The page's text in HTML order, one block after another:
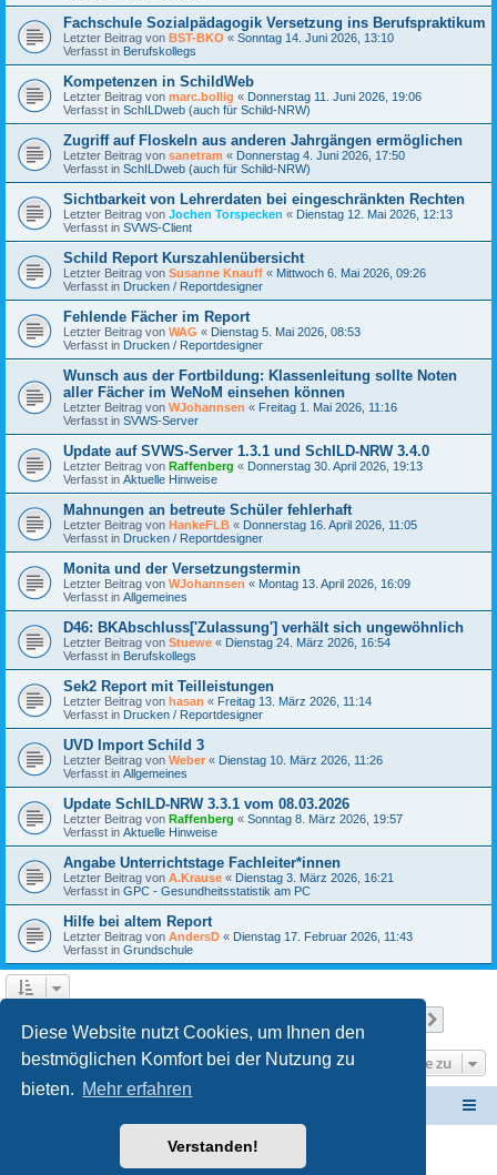
Diese Website nutzt Cookies, um Ihnen den
bestmöglichen Komfort bei der Nutzung zu
bieten. Mehr erfahren
Verstanden!
Fachschule Sozialpädagogik Versetzung ins Berufspraktikum
Letzter Beitrag von BST-BKO « Sonntag 14. Juni 2026, 13:10
Verfasst in Berufskollegs
Kompetenzen in SchildWeb
Letzter Beitrag von marc.bollig « Donnerstag 11. Juni 2026, 19:06
Verfasst in SchILDweb (auch für Schild-NRW)
Zugriff auf Floskeln aus anderen Jahrgängen ermöglichen
Letzter Beitrag von sanetram « Donnerstag 4. Juni 2026, 17:50
Verfasst in SchILDweb (auch für Schild-NRW)
Sichtbarkeit von Lehrerdaten bei eingeschränkten Rechten
Letzter Beitrag von Jochen Torspecken « Dienstag 12. Mai 2026, 12:13
Verfasst in SVWS-Client
Schild Report Kurszahlenübersicht
Letzter Beitrag von Susanne Knauff « Mittwoch 6. Mai 2026, 09:26
Verfasst in Drucken / Reportdesigner
Fehlende Fächer im Report
Letzter Beitrag von WAG « Dienstag 5. Mai 2026, 08:53
Verfasst in Drucken / Reportdesigner
Wunsch aus der Fortbildung: Klassenleitung sollte Noten
aller Fächer im WeNoM einsehen können
Letzter Beitrag von WJohannsen « Freitag 1. Mai 2026, 11:16
Verfasst in SVWS-Server
Update auf SVWS-Server 1.3.1 und SchILD-NRW 3.4.0
Letzter Beitrag von Raffenberg « Donnerstag 30. April 2026, 19:13
Verfasst in Aktuelle Hinweise
Mahnungen an betreute Schüler fehlerhaft
Letzter Beitrag von HankeFLB « Donnerstag 16. April 2026, 11:05
Verfasst in Drucken / Reportdesigner
Monita und der Versetzungstermin
Letzter Beitrag von WJohannsen « Montag 13. April 2026, 16:09
Verfasst in Allgemeines
D46: BKAbschluss['Zulassung'] verhält sich ungewöhnlich
Letzter Beitrag von Stuewe « Dienstag 24. März 2026, 16:54
Verfasst in Berufskollegs
Sek2 Report mit Teilleistungen
Letzter Beitrag von hasan « Freitag 13. März 2026, 11:14
Verfasst in Drucken / Reportdesigner
UVD Import Schild 3
Letzter Beitrag von Weber « Dienstag 10. März 2026, 11:26
Verfasst in Allgemeines
Update SchILD-NRW 3.3.1 vom 08.03.2026
Letzter Beitrag von Raffenberg « Sonntag 8. März 2026, 19:57
Verfasst in Aktuelle Hinweise
Angabe Unterrichtstage Fachleiter*innen
Letzter Beitrag von A.Krause « Dienstag 3. März 2026, 16:21
Verfasst in GPC - Gesundheitsstatistik am PC
Hilfe bei altem Report
Letzter Beitrag von AndersD « Dienstag 17. Februar 2026, 11:43
Verfasst in Grundschule
Gehe zu
Powered byphpBB® Forum Software © phpBB Limited
phpBB.de